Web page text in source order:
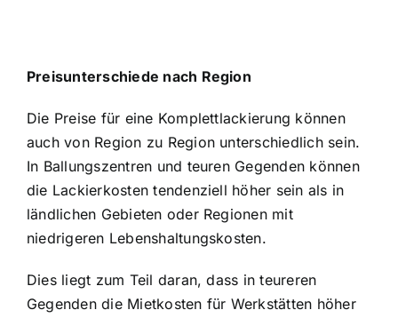
Preisunterschiede nach Region
Die Preise für eine Komplettlackierung können
auch von Region zu Region unterschiedlich sein.
In Ballungszentren und teuren Gegenden können
die Lackierkosten tendenziell höher sein als in
ländlichen Gebieten oder Regionen mit
niedrigeren Lebenshaltungskosten.
Dies liegt zum Teil daran, dass in teureren
Gegenden die Mietkosten für Werkstätten höher